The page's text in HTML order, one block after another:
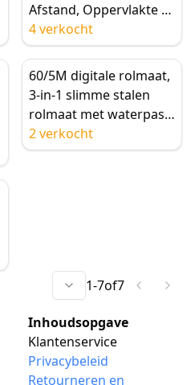
Afstand, Oppervlakte &
Volume voor Thuis &
Doe-het-zelf
4 verkocht
60/5M digitale rolmaat,
3-in-1 slimme stalen
rolmaat met waterpas
lasermeetlint, LCD-
scherm en duidelijke
2 verkocht
1-7of7
Inhoudsopgave
Klantenservice
Privacybeleid
Retourneren en